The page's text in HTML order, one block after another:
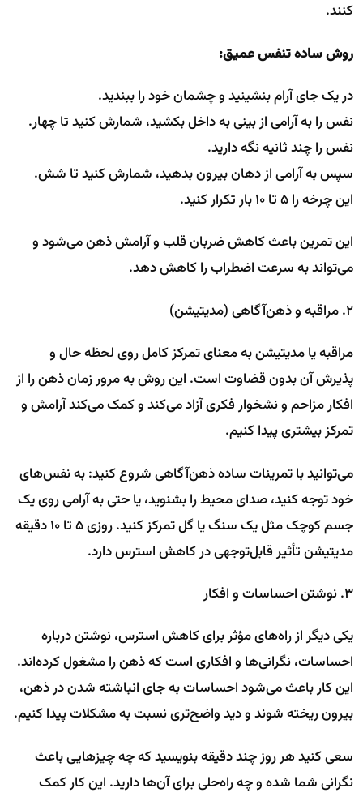
کنند.
روش ساده تنفس عمیق:
در یک جای آرام بنشینید و چشمان خود را ببندید.
نفس را به آرامی از بینی به داخل بکشید، شمارش کنید تا چهار.
نفس را چند ثانیه نگه دارید.
سپس به آرامی از دهان بیرون بدهید، شمارش کنید تا شش.
این چرخه را ۵ تا ۱۰ بار تکرار کنید.
این تمرین باعث کاهش ضربان قلب و آرامش ذهن می‌شود و
می‌تواند به سرعت اضطراب را کاهش دهد.
۲. مراقبه و ذهن‌آگاهی (مدیتیشن)
مراقبه یا مدیتیشن به معنای تمرکز کامل روی لحظه حال و
پذیرش آن بدون قضاوت است. این روش به مرور زمان ذهن را از
افکار مزاحم و نشخوار فکری آزاد می‌کند و کمک می‌کند آرامش و
تمرکز بیشتری پیدا کنیم.
می‌توانید با تمرینات ساده ذهن‌آگاهی شروع کنید: به نفس‌های
خود توجه کنید، صدای محیط را بشنوید، یا حتی به آرامی روی یک
جسم کوچک مثل یک سنگ یا گل تمرکز کنید. روزی ۵ تا ۱۰ دقیقه
مدیتیشن تأثیر قابل‌توجهی در کاهش استرس دارد.
۳. نوشتن احساسات و افکار
یکی دیگر از راه‌های مؤثر برای کاهش استرس، نوشتن درباره
احساسات، نگرانی‌ها و افکاری است که ذهن را مشغول کرده‌اند.
این کار باعث می‌شود احساسات به جای انباشته شدن در ذهن،
بیرون ریخته شوند و دید واضح‌تری نسبت به مشکلات پیدا کنیم.
سعی کنید هر روز چند دقیقه بنویسید که چه چیزهایی باعث
نگرانی شما شده و چه راه‌حلی برای آن‌ها دارید. این کار کمک